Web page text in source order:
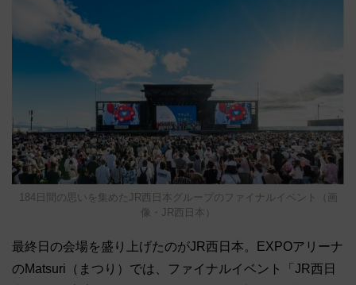
184日間の思いを集めたJR西日本グループのファイナルイベント（画
像・JR西日本）
最終日の会場を盛り上げたのがJR西日本。EXPOアリーナ
のMatsuri（まつり）では、ファイナルイベント「JR西日